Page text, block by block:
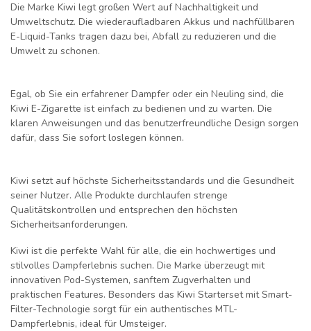
Die Marke Kiwi legt großen Wert auf Nachhaltigkeit und
Umweltschutz. Die wiederaufladbaren Akkus und nachfüllbaren
E-Liquid-Tanks tragen dazu bei, Abfall zu reduzieren und die
Umwelt zu schonen.
Egal, ob Sie ein erfahrener Dampfer oder ein Neuling sind, die
Kiwi E-Zigarette ist einfach zu bedienen und zu warten. Die
klaren Anweisungen und das benutzerfreundliche Design sorgen
dafür, dass Sie sofort loslegen können.
Kiwi setzt auf höchste Sicherheitsstandards und die Gesundheit
seiner Nutzer. Alle Produkte durchlaufen strenge
Qualitätskontrollen und entsprechen den höchsten
Sicherheitsanforderungen.
Kiwi ist die perfekte Wahl für alle, die ein hochwertiges und
stilvolles Dampferlebnis suchen. Die Marke überzeugt mit
innovativen Pod-Systemen, sanftem Zugverhalten und
praktischen Features. Besonders das Kiwi Startersetmit Smart-
Filter-Technologie sorgt für ein authentisches MTL-
Dampferlebnis, ideal für Umsteiger.